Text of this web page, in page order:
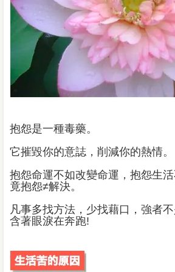
抱怨是一種毒藥。
它摧毀你的意誌，削減你的熱情。
抱怨命運不如改變命運，抱怨生
竟抱怨≠解決。
凡事多找方法，少找藉口，強者
含著眼淚在奔跑!